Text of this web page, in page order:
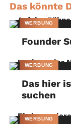
Das könnte
WERBUNG
Founder
WERBUNG
Das hier
suchen
WERBUNG